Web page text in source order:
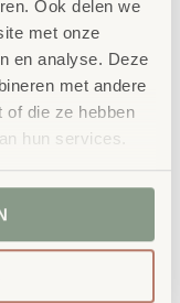
Ook delen we
met onze
en analyse. Deze
met andere
of die ze hebben
hun services.
vanuit uw idee
getest en